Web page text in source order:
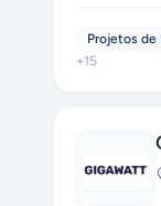
Projetos de
+15